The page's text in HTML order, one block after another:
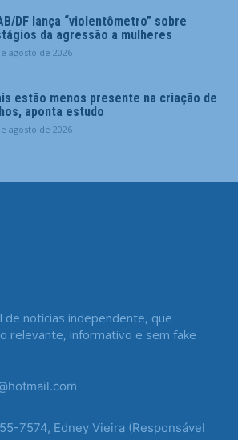
DF lança “violentômetro” sobre
da agressão a mulheres
agosto de 2026
estão menos presente na criação de
aponta estudo
agosto de 2026
de notícias independente, que
relevante, informativo e sem fake
7574, Edney Vieira (Responsável